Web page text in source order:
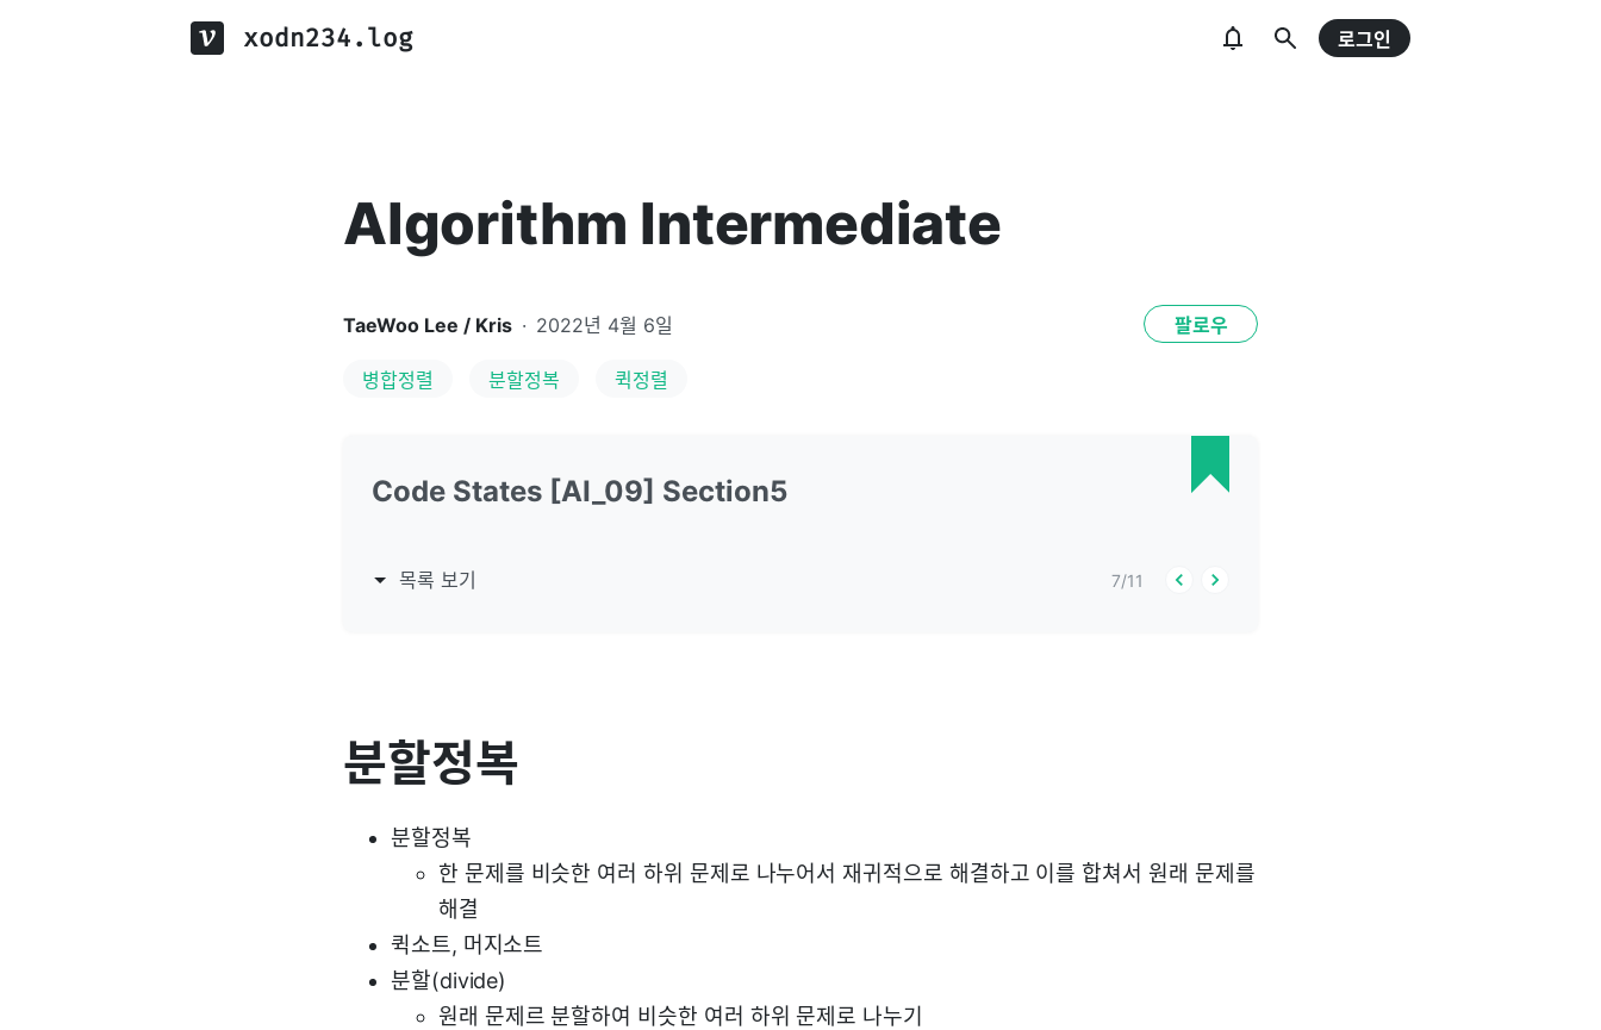
xodn234.log 로그인
Algorithm Intermediate
TaeWoo Lee / Kris · 2022년 4월 6일 팔로우
병합정렬 분할정복 퀵정렬
Code States [AI_09] Section5
목록 보기 7/11
분할정복
분할정복
한 문제를 비슷한 여러 하위 문제로 나누어서 재귀적으로 해결하고 이를 합쳐서 원래 문제를
해결
퀵소트, 머지소트
분할(divide)
원래 문제르 분할하여 비슷한 여러 하위 문제로 나누기